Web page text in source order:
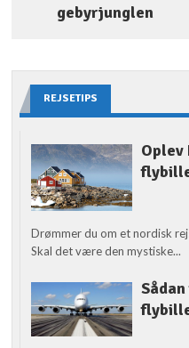
gebyrjunglen
REJSETIPS
Oplev
Drømmer du om et nordisk
Skal det være den mystiske...